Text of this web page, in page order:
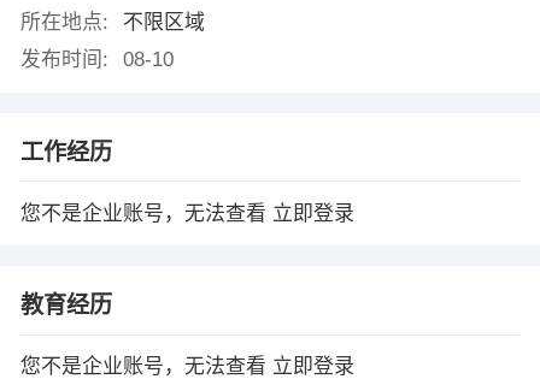
所在地点:
不限区域
发布时间:
08-10
工作经历
您不是企业账号，无法查看 立即登录
教育经历
您不是企业账号，无法查看 立即登录